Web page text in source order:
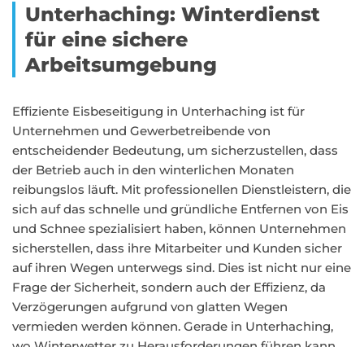
Unterhaching: Winterdienst
für eine sichere
Arbeitsumgebung
Effiziente Eisbeseitigung in Unterhaching ist für
Unternehmen und Gewerbetreibende von
entscheidender Bedeutung, um sicherzustellen, dass
der Betrieb auch in den winterlichen Monaten
reibungslos läuft. Mit professionellen Dienstleistern, die
sich auf das schnelle und gründliche Entfernen von Eis
und Schnee spezialisiert haben, können Unternehmen
sicherstellen, dass ihre Mitarbeiter und Kunden sicher
auf ihren Wegen unterwegs sind. Dies ist nicht nur eine
Frage der Sicherheit, sondern auch der Effizienz, da
Verzögerungen aufgrund von glatten Wegen
vermieden werden können. Gerade in Unterhaching,